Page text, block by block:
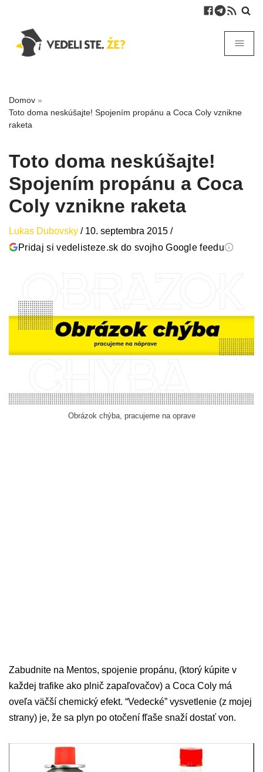
Domov »
Toto doma neskúšajte! Spojením propánu a Coca Coly vznikne
raketa
Toto doma neskúšajte!
Spojením propánu a Coca
Coly vznikne raketa
Lukas Dubovsky / 10. septembra 2015 /
Pridaj si vedelisteze.sk do svojho Google feedu
Obrázok chýba, pracujeme na oprave
Zabudnite na Mentos, spojenie propánu, (ktorý kúpite v
každej trafike ako plnič zapaľovačov) a Coca Coly má
oveľa väčší chemický efekt. “Vedecké” vysvetlenie (z mojej
strany) je, že sa plyn po otočení fľaše snaží dostať von.